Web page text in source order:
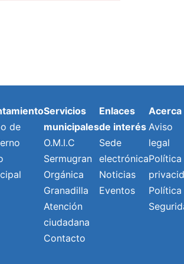
de
Servicios
municipales
O.M.I.C
Sermugran
Orgánica
Granadilla
Atención
ciudadana
Contacto
Enlaces
de interés
Sede
electrónica
Noticias
Eventos
Acerca
Aviso
legal
Política
Política